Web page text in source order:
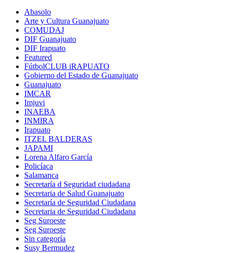
Abasolo
Arte y Cultura Guanajuato
COMUDAJ
DIF Guanajuato
DIF Irapuato
Featured
FútbolCLUB iRAPUATO
Gobierno del Estado de Guanajuato
Guanajuato
IMCAR
Imjuvi
INAEBA
INMIRA
Irapuato
ITZEL BALDERAS
JAPAMI
Lorena Alfaro García
Policíaca
Salamanca
Secretaría d Seguridad ciudadana
Secretaria de Salud Guanajuato
Secretaría de Seguridad Ciudadana
Secretaria de Seguridad Ciudadana
Seg Suroeste
Seg Suroeste
Sin categoría
Susy Bermudez